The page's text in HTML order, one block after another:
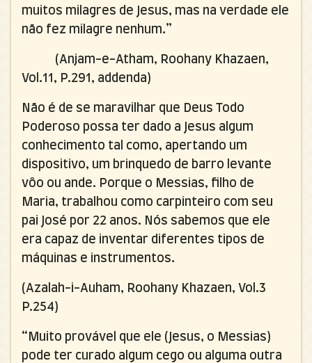
muitos milagres de Jesus, mas na verdade ele
não fez milagre nenhum.”
(Anjam-e-Atham, Roohany Khazaen,
Vol.11, P.291, addenda)
Não é de se maravilhar que Deus Todo
Poderoso possa ter dado a Jesus algum
conhecimento tal como, apertando um
dispositivo, um brinquedo de barro levante
vôo ou ande. Porque o Messias, filho de
Maria, trabalhou como carpinteiro com seu
pai José por 22 anos. Nós sabemos que ele
era capaz de inventar diferentes tipos de
máquinas e instrumentos.
(Azalah-i-Auham, Roohany Khazaen, Vol.3
P.254)
“Muito provável que ele (Jesus, o Messias)
pode ter curado algum cego ou alguma outra